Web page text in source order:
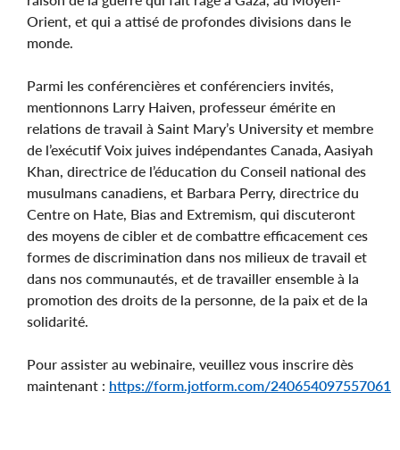
Orient, et qui a attisé de profondes divisions dans le
monde.
Parmi les conférencières et conférenciers invités,
mentionnons Larry Haiven, professeur émérite en
relations de travail à Saint Mary’s University et membre
de l’exécutif Voix juives indépendantes Canada, Aasiyah
Khan, directrice de l’éducation du Conseil national des
musulmans canadiens, et Barbara Perry, directrice du
Centre on Hate, Bias and Extremism, qui discuteront
des moyens de cibler et de combattre efficacement ces
formes de discrimination dans nos milieux de travail et
dans nos communautés, et de travailler ensemble à la
promotion des droits de la personne, de la paix et de la
solidarité.
Pour assister au webinaire, veuillez vous inscrire dès
maintenant : https://form.jotform.com/240654097557061